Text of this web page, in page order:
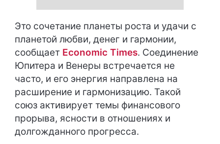
Это сочетание планеты роста и удачи с
планетой любви, денег и гармонии,
сообщает Economic Times. Соединение
Юпитера и Венеры встречается не
часто, и его энергия направлена ​​на
расширение и гармонизацию. Такой
союз активирует темы финансового
прорыва, ясности в отношениях и
долгожданного прогресса.